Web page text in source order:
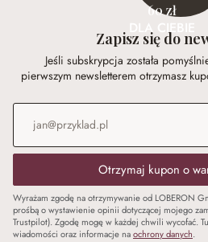
60 zł
DLA CIEBIE
Zapisz się do
Jeśli subskrypcja została
pierwszym newsletterem otrzymasz
Adres e-mail
Otrzymaj kupon o
Wyrażam zgodę na otrzymywanie od LOBERON
prośbą o wystawienie opinii dotyczącej mojego
Trustpilot). Zgodę mogę w każdej chwili wycofać.
wiadomości oraz informacje naochrony danych.